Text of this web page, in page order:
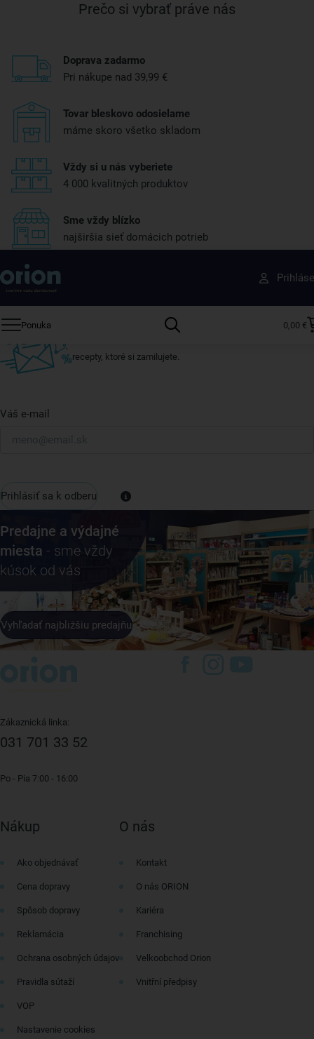
Prečo si vybrať práve nás
Doprava zadarmo
Pri nákupe nad 39,99 €
Tovar bleskovo odosielame
máme skoro všetko skladom
Vždy si u nás vyberiete
4 000 kvalitných produktov
Sme vždy blízko
najširšia sieť domácich potrieb
Ponuka 0,00 €
Získajte rady, recepty a tipy na zľavy skôr ako
ktokoľvek iný
Prihláste sa k odberu nášho newslettera.
recepty, ktoré si zamilujete.
Váš e-mail
Prihlásiť sa k odberu
Predajne a výdajné
miesta - sme vždy
kúsok od vás
Vyhľadať najbližšiu predajňu
Zákaznická linka:
031 701 33 52
Po - Pia 7:00 - 16:00
Nákup
Ako objednávať
Cena dopravy
Spôsob dopravy
Reklamácia
Ochrana osobných údajov
Pravidla sútaží
VOP
Nastavenie cookies
O nás
Kontakt
O nás ORION
Kariéra
Franchising
Velkoobchod Orion
Vnitřní předpisy